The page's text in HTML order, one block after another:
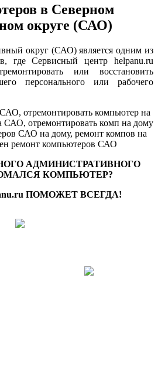
в Северном
округе (САО)
округ (САО) является одним из
где Сервисный центр helpanu.ru
или восстановить
персонального или рабочего
АДМИНИСТРАТИВНОГО
КОМПЬЮТЕР?
ПОМОЖЕТ ВСЕГДА!